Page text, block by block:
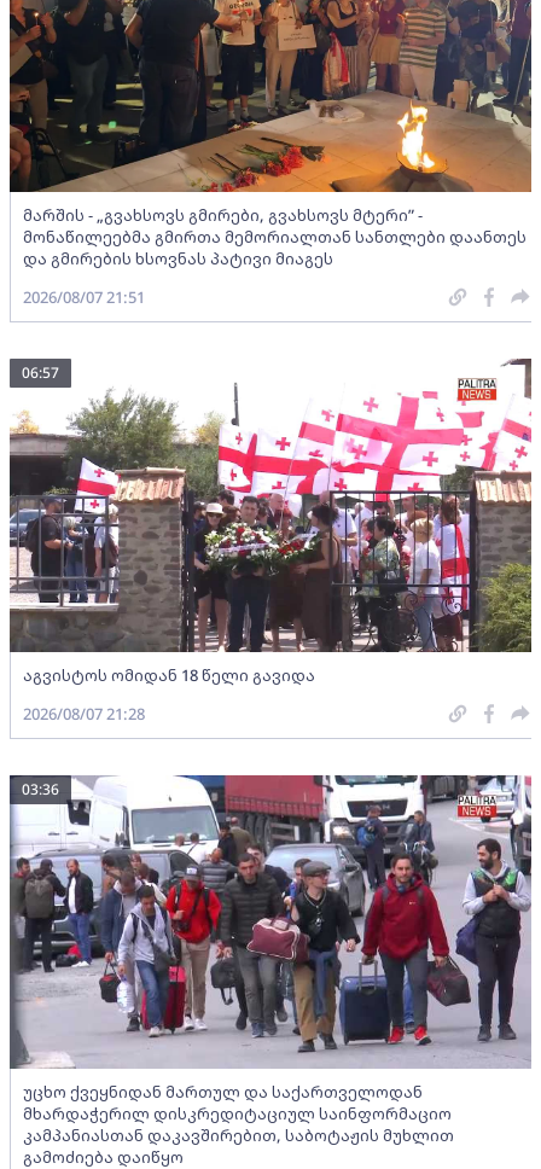
მარშის - „გვახსოვს გმირები, გვახსოვს მტერი” -
მონაწილეებმა გმირთა მემორიალთან სანთლები დაანთეს
და გმირების ხსოვნას პატივი მიაგეს
2026/08/07 21:51
აგვისტოს ომიდან 18 წელი გავიდა
06:57
2026/08/07 21:28
უცხო ქვეყნიდან მართულ და საქართველოდან
მხარდაჭერილ დისკრედიტაციულ საინფორმაციო
კამპანიასთან დაკავშირებით, საბოტაჟის მუხლით
გამოძიება დაიწყო
03:36